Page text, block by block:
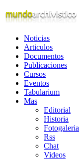
Noticias
Articulos
Documentos
Publicaciones
Cursos
Eventos
Tabularium
Mas
Editorial
Historia
Fotogaleria
Rss
Chat
Videos